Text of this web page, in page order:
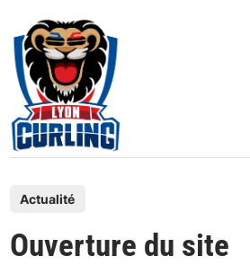
content
s
Actualité
Ouverture du site